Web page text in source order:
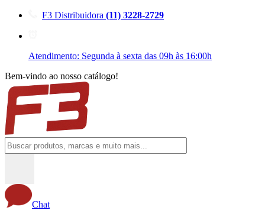
F3 Distribuidora (11) 3228-2729
Atendimento: Segunda à sexta das 09h às 16:00h
Bem-vindo ao nosso catálogo!
Chat